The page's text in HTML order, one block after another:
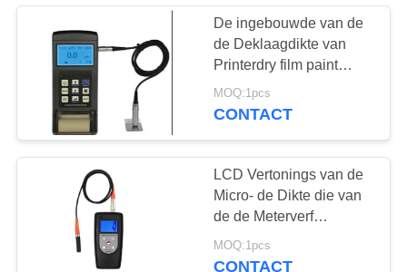
VERZOEK
OM EEN
CITAAT
SITEMAP
PRIVACY
POLICY
Laagdiktemeter
108
Draagbare
De ingebouwde van de
de Deklaagdikte van
Printerdry film paint
Elcometer Maat Tg110
MOQ:1pcs
CONTACT
LCD Vertonings van de
Micro- de Dikte die van
de de Meterverf
Deklaagdikte Maat voor
Gebogen en Uiterst
MOQ:1pcs
CONTACT